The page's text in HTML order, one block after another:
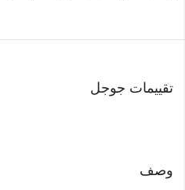
تقييمات جوجل
وصف